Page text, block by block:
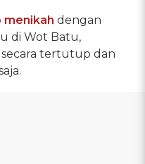
menikah dengan
di Wot Batu,
tertutup dan